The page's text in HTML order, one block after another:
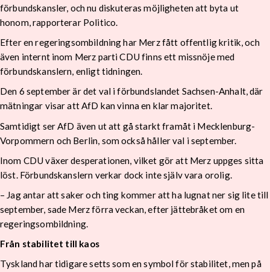
förbundskansler, och nu diskuteras möjligheten att byta ut
honom, rapporterar Politico.
Efter en regeringsombildning har Merz fått offentlig kritik, och
även internt inom Merz parti CDU finns ett missnöje med
förbundskanslern, enligt tidningen.
Den 6 september är det val i förbundslandet Sachsen-Anhalt, där
mätningar visar att AfD kan vinna en klar majoritet.
Samtidigt ser AfD även ut att gå starkt framåt i Mecklenburg-
Vorpommern och Berlin, som också håller val i september.
Inom CDU växer desperationen, vilket gör att Merz uppges sitta
löst. Förbundskanslern verkar dock inte själv vara orolig.
– Jag antar att saker och ting kommer att ha lugnat ner sig lite till
september, sade Merz förra veckan, efter jättebråket om en
regeringsombildning.
Från stabilitet till kaos
Tyskland har tidigare setts som en symbol för stabilitet, men på